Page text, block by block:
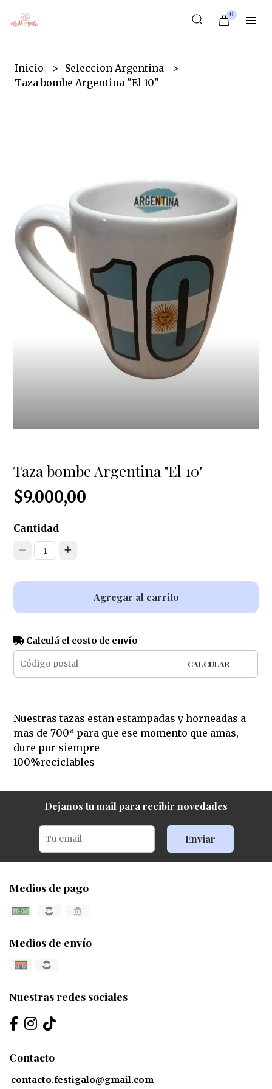
0
Inicio
Seleccion Argentina
Taza bombe Argentina "El 10"
Taza bombe Argentina "El 10"
$9.000,00
Cantidad
1
Agregar al carrito
Calculá el costo de envío
CALCULAR
Nuestras tazas estan estampadas y horneadas a
mas de 700ª para que ese momento que amas,
dure por siempre
100%reciclables
Dejanos tu mail para recibir novedades
Enviar
Medios de pago
Medios de envío
Nuestras redes sociales
Contacto
contacto.festigalo@gmail.com